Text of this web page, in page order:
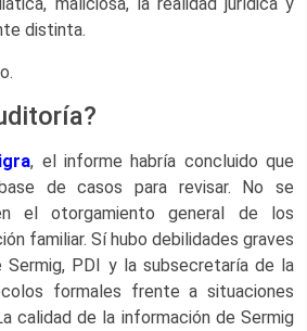
distinta.
, el informe habría concluido que
de casos para revisar. No se
el otorgamiento general de los
familiar. Sí hubo debilidades graves
Sermig, PDI y la subsecretaría de la
formales frente a situaciones
calidad de la información de Sermig